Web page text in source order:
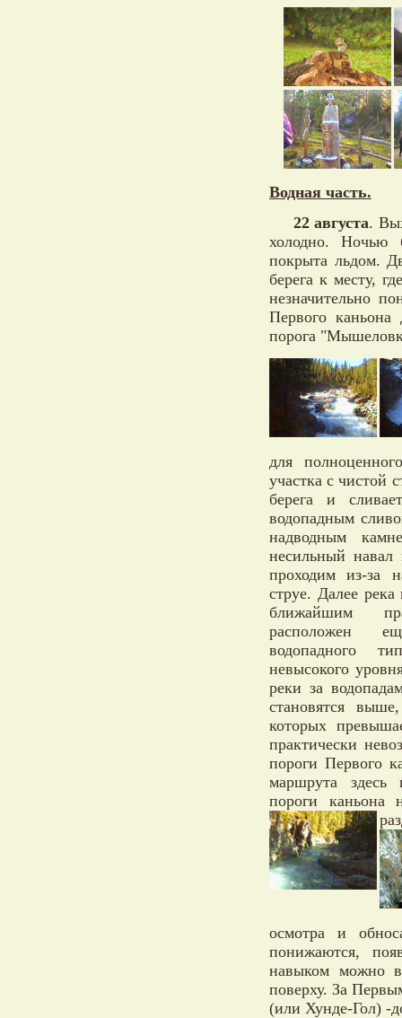
Водная часть.
22 августа.
холодно. Ночью
покрыта льдом.
берега к месту,
незначительно
Первого
порога
для
участка с чистой
берега и
водопадным
надводным
несильный
проходим из-за
струе. Далее
ближайшим
расположен
водопадного
невысокого
реки за
становятся
которых
практически
пороги Первого
маршрута здесь
пороги каньона
осмотра и
понижаются,
навыком можно
поверху. За
(или Хунде-Гол) -